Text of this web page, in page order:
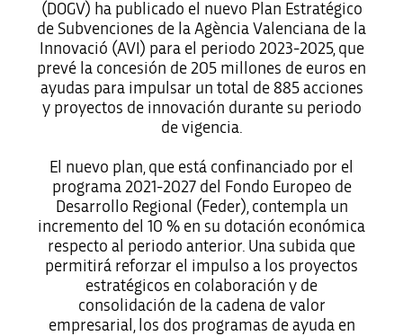
(DOGV) ha publicado el nuevo Plan Estratégico
de Subvenciones de la Agència Valenciana de la
Innovació (AVI) para el periodo 2023-2025, que
prevé la concesión de 205 millones de euros en
ayudas para impulsar un total de 885 acciones
y proyectos de innovación durante su periodo
de vigencia.
El nuevo plan, que está confinanciado por el
programa 2021-2027 del Fondo Europeo de
Desarrollo Regional (Feder), contempla un
incremento del 10 % en su dotación económica
respecto al periodo anterior. Una subida que
permitirá reforzar el impulso a los proyectos
estratégicos en colaboración y de
consolidación de la cadena de valor
empresarial, los dos programas de ayuda en